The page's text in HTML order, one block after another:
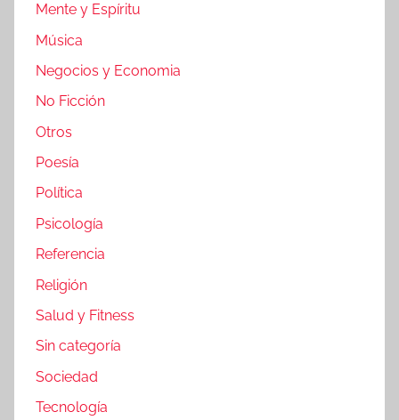
Mente y Espíritu
Música
Negocios y Economia
No Ficción
Otros
Poesía
Política
Psicología
Referencia
Religión
Salud y Fitness
Sin categoría
Sociedad
Tecnología